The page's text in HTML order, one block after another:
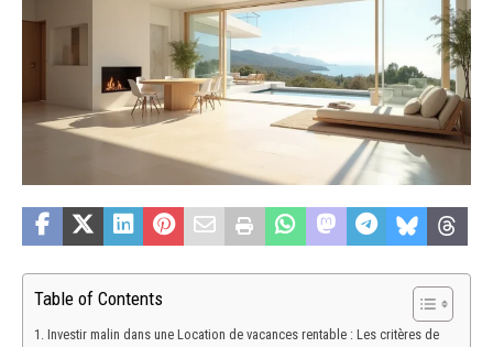
Table of Contents
Investir malin dans une Location de vacances rentable : Les critères de